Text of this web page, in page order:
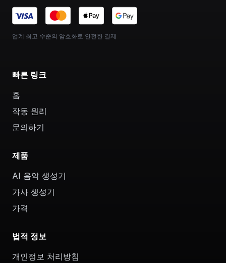
업계 최고 수준의 암호화로 안전한 결제
빠른 링크
홈
작동 원리
문의하기
제품
AI 음악 생성기
가사 생성기
가격
법적 정보
개인정보 처리방침